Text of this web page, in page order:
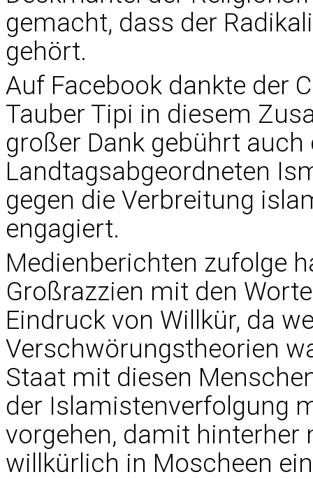
gemacht, dass der
gehört.
Auf Facebook dankte der
Tauber Tipi in diesem
großer Dank gebührt
Landtagsabgeordneten
gegen die Verbreitung
engagiert.
Medienberichten zufolge
Großrazzien mit den
Eindruck von Willkür, da
Verschwörungstheorien
Staat mit diesen
der Islamistenverfolgung
vorgehen, damit hinterher
willkürlich in Moscheen